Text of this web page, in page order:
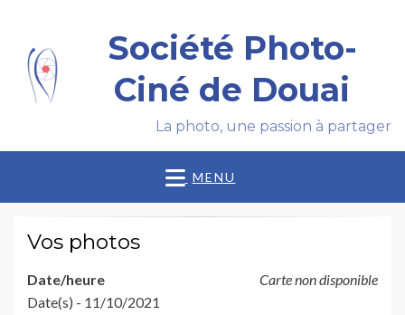
Société Photo-
Ciné de Douai
La photo, une passion à partager
MENU
Vos photos
Carte non disponible
Date/heure
Date(s) - 11/10/2021